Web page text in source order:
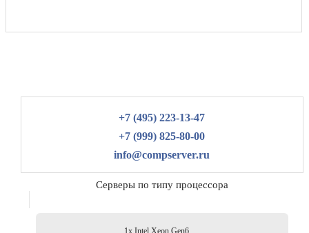
+7 (495) 223-13-47
+7 (999) 825-80-00
info@compserver.ru
Серверы по типу процессора
1x Intel Xeon Gen6